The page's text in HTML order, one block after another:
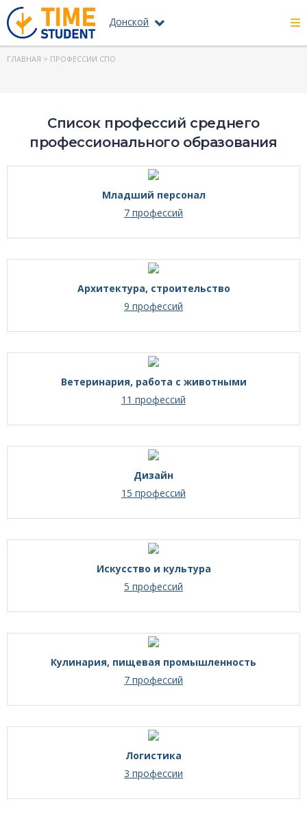
Донской
ГЛАВНАЯ > ПРОФЕССИИ СПО
Список профессий среднего
профессионального образования
Младший персонал
7 профессий
Архитектура, строительство
9 профессий
Ветеринария, работа с животными
11 профессий
Дизайн
15 профессий
Искусство и культура
5 профессий
Кулинария, пищевая промышленность
7 профессий
Логистика
3 профессии